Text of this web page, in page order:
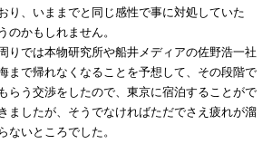
、いままでと同じ感性で事に対処していた
のかもしれません。
では本物研究所や船井メディアの佐野浩一社
まで帰れなくなることを予想して、その段階で
らう交渉をしたので、東京に宿泊することがで
ましたが、そうでなければただでさえ疲れが溜
ないところでした。